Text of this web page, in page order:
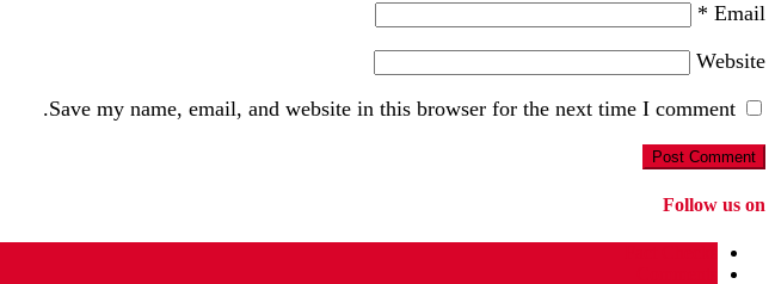
Email
*
Website
Save my name, email, and website in this browser for the next time I comment.
Follow us on